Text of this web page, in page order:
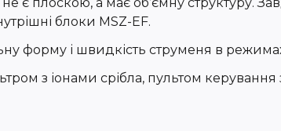
блоки MSZ-EF.
форму і швидкість струменя в
з іонами срібла, пультом керування